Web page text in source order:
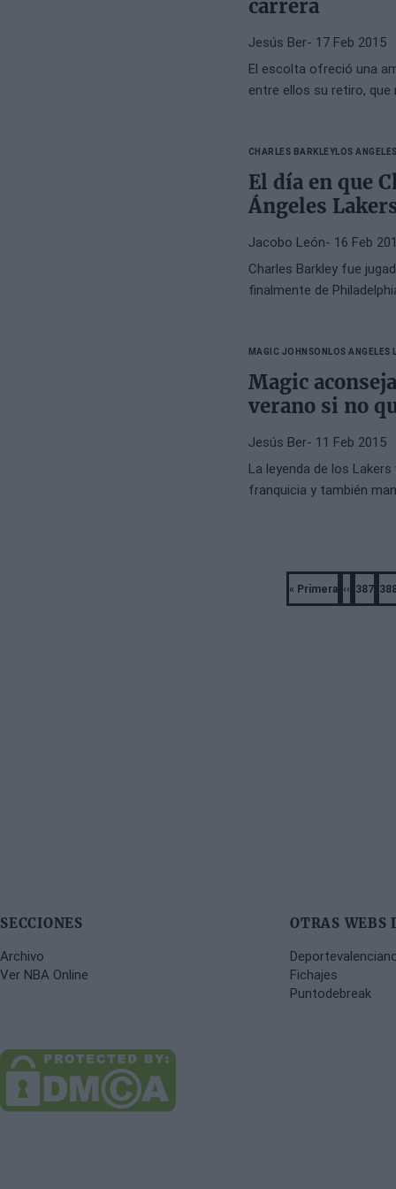
carrera
Jesús Ber- 17 Feb 2015
El escolta ofreció una
entre ellos su retiro, que
CHARLES BARKLEYLOS
El día en que
Ángeles
Jacobo León- 16 Feb
Charles Barkley fue
finalmente de
MAGIC JOHNSON LOS ANGELES
Magic
verano si no
Jesús Ber- 11 Feb 2015
La leyenda de los
franquicia y también
First
« Primera
Previous
‹‹
Página
387
SECCIONES
Archivo
Ver NBA Online
OTRAS WEBS
Fichajes
Puntodebreak